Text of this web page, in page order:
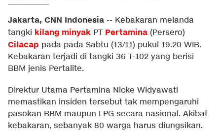
Jakarta, CNN Indonesia -- Kebakaran melanda
tangki kilang minyak PT Pertamina (Persero)
Cilacap pada pada Sabtu (13/11) pukul 19.20 WIB.
Kebakaran terjadi di tangki 36 T-102 yang berisi
BBM jenis Pertalite.
Direktur Utama Pertamina Nicke Widyawati
memastikan insiden tersebut tak mempengaruhi
pasokan BBM maupun LPG secara nasional. Akibat
kebakaran, sebanyak 80 warga harus diungsikan.